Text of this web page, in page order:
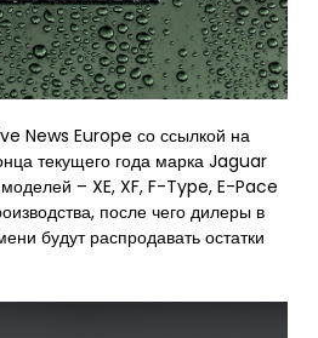
News Europe со ссылкой на
текущего года марка Jaguar
моделей – XE, XF, F-Type, E-Pace
после чего дилеры в
будут распродавать остатки